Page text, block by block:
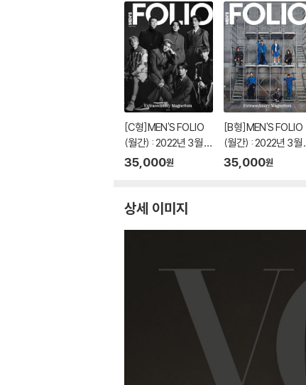
[C형]MEN'S FOLIO
(월간) : 2022년 3월 :
BTS 방탄소년단 커버
35,000원
[B형]MEN'S FOLIO
(월간) : 2022년 3월 :
BTS 방탄소년단 커버
35,000원
상세 이미지